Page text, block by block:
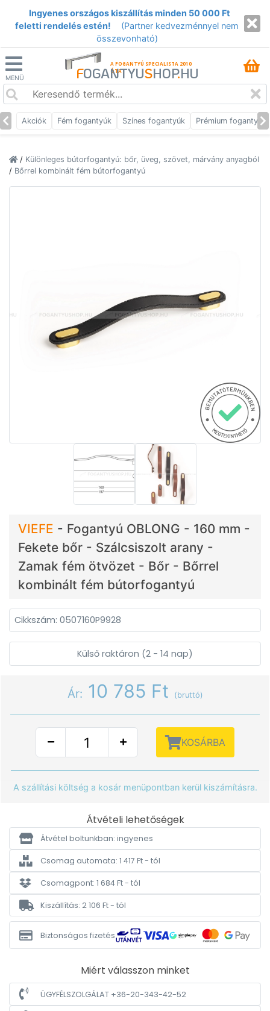
Ingyenes országos kiszállítás minden 50 000 Ft
feletti rendelés estén!
(Partner kedvezménnyel nem
összevonható)
MENÜ
A FOGANTYÚ SPECIALISTA 2010
ÓTA
FOGANTYUSHOP.HU
Akciók Fém fogantyúk Színes fogantyúk Prémium fogantyúk
/ Különleges bútorfogantyú: bőr, üveg, szövet, márvány anyagból
/ Bőrrel kombinált fém bútorfogantyú
VIEFE - Fogantyú OBLONG - 160 mm -
Fekete bőr - Szálcsiszolt arany -
Zamak fém ötvözet - Bőr - Bőrrel
kombinált fém bútorfogantyú
Cikkszám: 0507160P9928
Külső raktáron (2 - 14 nap)
Ár: 10 785 Ft (bruttó)
KOSÁRBA
A szállítási költség a kosár menüpontban kerül kiszámításra.
Átvételi lehetőségek
Átvétel boltunkban: ingyenes
Csomag automata: 1 417 Ft - tól
Csomagpont: 1 684 Ft - tól
Kiszállítás: 2 106 Ft - tól
Biztonságos fizetés
Miért válasszon minket
ÜGYFÉLSZOLGÁLAT +36-20-343-42-52